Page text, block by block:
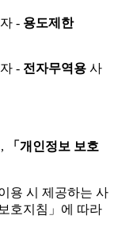
- 용도제한
- 전자무역용 사
「개인정보 보호
용 시 제공하는 사
호지침」에 따라